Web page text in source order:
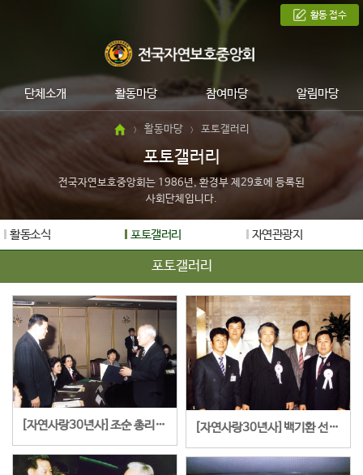
단체소개 활동마당 참여마당 알림마당
활동 접수
> 활동마당 > 포토갤러리
포토갤러리
전국자연보호중앙회는 1986년, 환경부 제29호에 등록된
사회단체입니다.
활동소식 포토갤러리 자연관광지
포토갤러리
[자연사랑30년사]조순 총리와 함께 [자연사랑30년사]백기환 선생과 함께